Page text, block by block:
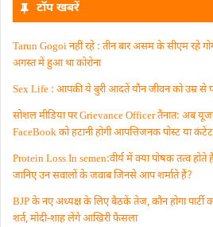
टॉप खबरें
Tarun Gogoi नहीं रहे : तीन बार असम के सीएम रहे
अगस्त में हुआ था कोरोना
Sex Life : आपकी ये बुरी आदतें याैन जीवन को उम्र
सोशल मीडिया पर Grievance Officer तैनात: अब
FaceBook को हटानी होगी आपत्तिजनक पोस्ट या
Protein Loss In semen:वीर्य में क्या पोषक तत्व होते
जानिए उन सवालों के जवाब जिनसे आप शर्माते हैं?
BJP के नए अध्यक्ष के लिए बैठकें तेज, कौन होगा पार्टी
शर्त, मोदी-शाह लेंगे आखिरी फैसला